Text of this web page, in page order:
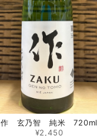
作 玄乃智 純米 720ml
¥2,450